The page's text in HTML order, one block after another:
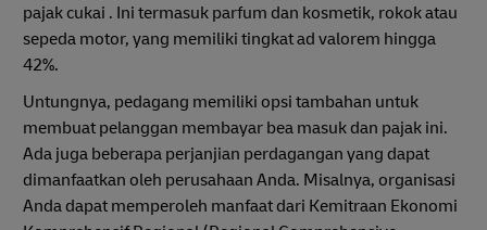
pajak cukai . Ini termasuk parfum dan kosmetik, rokok atau
sepeda motor, yang memiliki tingkat ad valorem hingga
42%.
Untungnya, pedagang memiliki opsi tambahan untuk
membuat pelanggan membayar bea masuk dan pajak ini.
Ada juga beberapa perjanjian perdagangan yang dapat
dimanfaatkan oleh perusahaan Anda. Misalnya, organisasi
Anda dapat memperoleh manfaat dari Kemitraan Ekonomi